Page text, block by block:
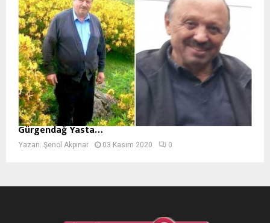
Gürgendağ Yasta…
Yazan: Şenol Akpınar 03 Kasım 2020 0